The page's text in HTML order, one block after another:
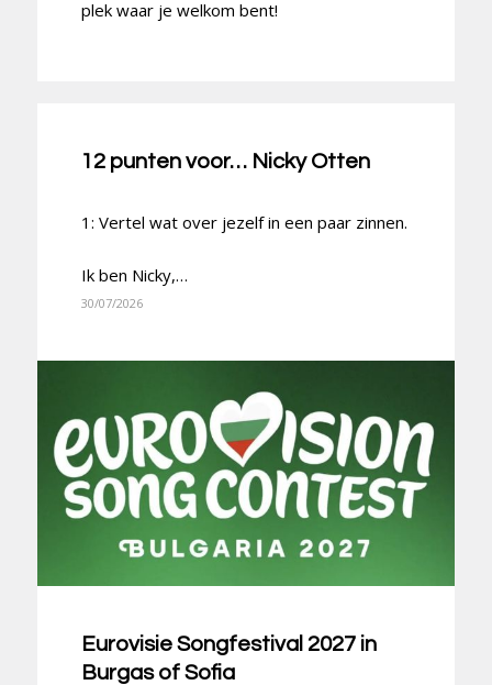
plek waar je welkom bent!
12 punten voor… Nicky Otten
1: Vertel wat over jezelf in een paar zinnen.
Ik ben Nicky,…
30/07/2026
Eurovisie Songfestival 2027 in
Burgas of Sofia